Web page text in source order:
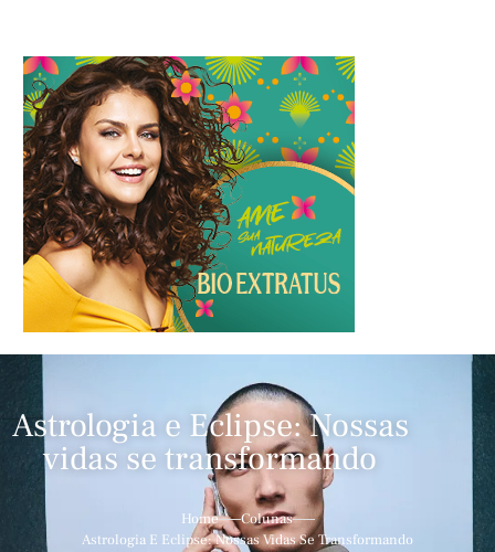
Astrologia e Eclipse: Nossas
vidas se transformando
Home
Colunas
Astrologia E Eclipse: Nossas Vidas Se Transformando